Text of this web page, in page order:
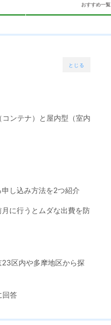
おすすめ一覧
とじる
ンテナ）と屋内型（室内
し込み方法を2つ紹介
に行うとムダな出費を防
区内や多摩地区から探
回答